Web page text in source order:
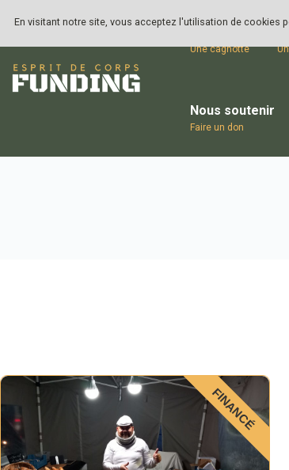
En visitant notre site, vous acceptez l'utilisation de cookies
Une cagnotte
Nous soutenir
Faire un don
FINANCÉ